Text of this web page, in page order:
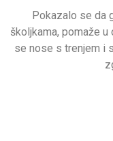
Pokazalo se da
školjkama, pomaže
se nose s trenjem i